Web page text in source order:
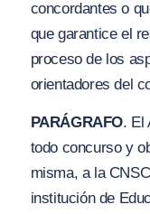
concordantes o
que garantice el
proceso de los
orientadores del
PARÁGRAFO. El
todo concurso y
misma, a la
institución de